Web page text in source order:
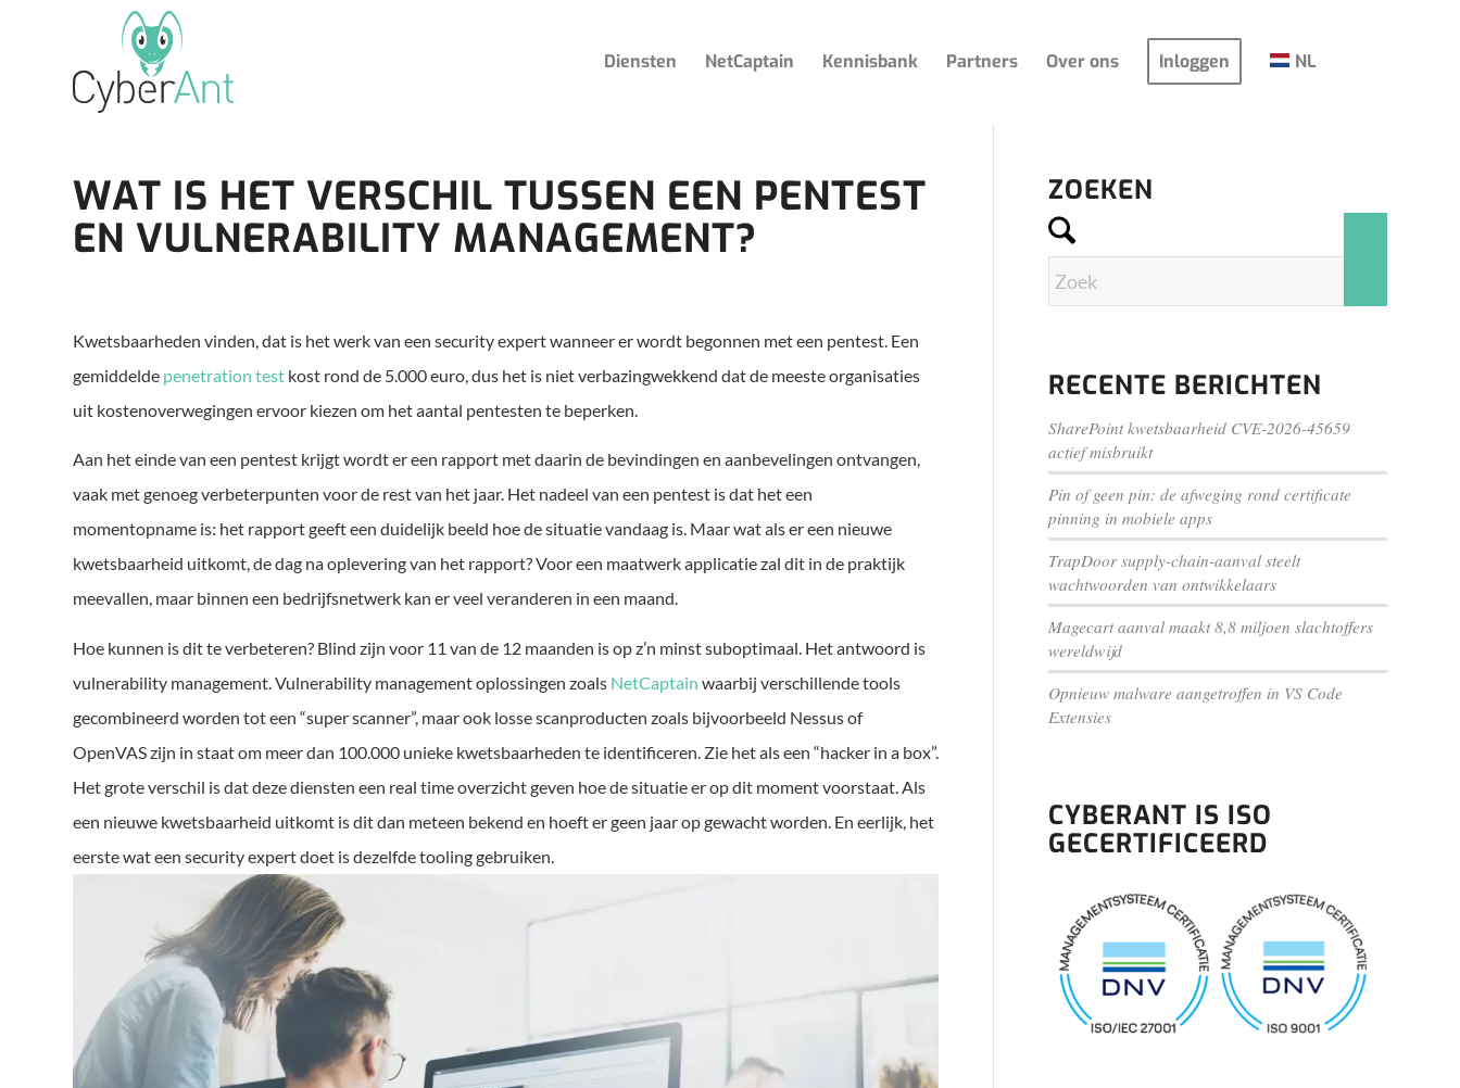
Diensten NetCaptain Kennisbank Partners Over ons Inloggen NL
WAT IS HET VERSCHIL TUSSEN EEN PENTEST
EN VULNERABILITY MANAGEMENT?
Kwetsbaarheden vinden, dat is het werk van een security expert wanneer er wordt begonnen met een pentest. Een
gemiddelde penetration test kost rond de 5.000 euro, dus het is niet verbazingwekkend dat de meeste organisaties
uit kostenoverwegingen ervoor kiezen om het aantal pentesten te beperken.
Aan het einde van een pentest krijgt wordt er een rapport met daarin de bevindingen en aanbevelingen ontvangen,
vaak met genoeg verbeterpunten voor de rest van het jaar. Het nadeel van een pentest is dat het een
momentopname is: het rapport geeft een duidelijk beeld hoe de situatie vandaag is. Maar wat als er een nieuwe
kwetsbaarheid uitkomt, de dag na oplevering van het rapport? Voor een maatwerk applicatie zal dit in de praktijk
meevallen, maar binnen een bedrijfsnetwerk kan er veel veranderen in een maand.
Hoe kunnen is dit te verbeteren? Blind zijn voor 11 van de 12 maanden is op z’n minst suboptimaal. Het antwoord is
vulnerability management. Vulnerability management oplossingen zoals NetCaptain waarbij verschillende tools
gecombineerd worden tot een “super scanner”, maar ook losse scanproducten zoals bijvoorbeeld Nessus of
OpenVAS zijn in staat om meer dan 100.000 unieke kwetsbaarheden te identificeren. Zie het als een “hacker in a box”.
Het grote verschil is dat deze diensten een real time overzicht geven hoe de situatie er op dit moment voorstaat. Als
een nieuwe kwetsbaarheid uitkomt is dit dan meteen bekend en hoeft er geen jaar op gewacht worden. En eerlijk, het
eerste wat een security expert doet is dezelfde tooling gebruiken.
ZOEKEN
RECENTE BERICHTEN
SharePoint kwetsbaarheid CVE-2026-45659
actief misbruikt
Pin of geen pin: de afweging rond certificate
pinning in mobiele apps
TrapDoor supply-chain-aanval steelt
wachtwoorden van ontwikkelaars
Magecart aanval maakt 8,8 miljoen slachtoffers
wereldwijd
Opnieuw malware aangetroffen in VS Code
Extensies
CYBERANT IS ISO
GECERTIFICEERD